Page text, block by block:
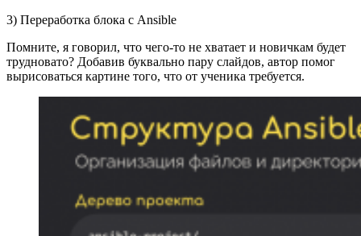
3) Переработка блока с Ansible
Помните, я говорил, что чего-то не хватает и новичкам будет
трудновато? Добавив буквально пару слайдов, автор помог
вырисоваться картине того, что от ученика требуется.